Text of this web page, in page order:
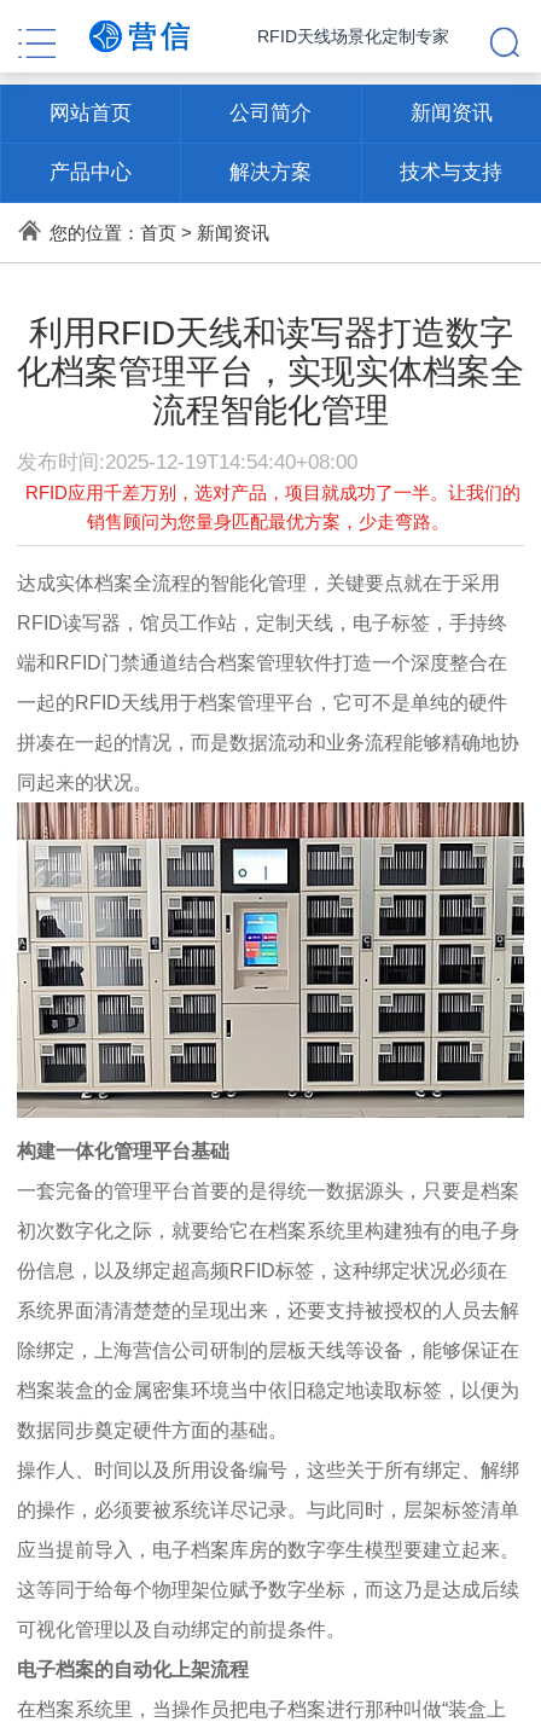
RFID天线场景化定制专家
网站首页 公司简介 新闻资讯
产品中心 解决方案 技术与支持
联系方式
您的位置： 首页> 新闻资讯
利用RFID天线和读写器打造数字
化档案管理平台，实现实体档案全
流程智能化管理
发布时间:2025-12-19T14:54:40+08:00
RFID应用千差万别，选对产品，项目就成功了一半。让我们的
销售顾问为您量身匹配最优方案，少走弯路。
达成实体档案全流程的智能化管理，关键要点就在于采用
RFID读写器，馆员工作站，定制天线，电子标签，手持终
端和RFID门禁通道结合档案管理软件打造一个深度整合在
一起的RFID天线用于档案管理平台，它可不是单纯的硬件
拼凑在一起的情况，而是数据流动和业务流程能够精确地协
同起来的状况。
构建一体化管理平台基础
一套完备的管理平台首要的是得统一数据源头，只要是档案
初次数字化之际，就要给它在档案系统里构建独有的电子身
份信息，以及绑定超高频RFID标签，这种绑定状况必须在
系统界面清清楚楚的呈现出来，还要支持被授权的人员去解
除绑定，上海营信公司研制的层板天线等设备，能够保证在
档案装盒的金属密集环境当中依旧稳定地读取标签，以便为
数据同步奠定硬件方面的基础。
操作人、时间以及所用设备编号，这些关于所有绑定、解绑
的操作，必须要被系统详尽记录。与此同时，层架标签清单
应当提前导入，电子档案库房的数字孪生模型要建立起来。
这等同于给每个物理架位赋予数字坐标，而这乃是达成后续
可视化管理以及自动绑定的前提条件。
电子档案的自动化上架流程
在档案系统里，当操作员把电子档案进行那种叫做“装盒上